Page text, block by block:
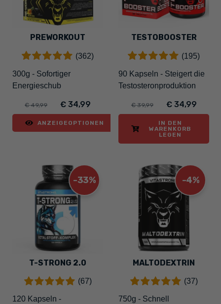
PREWORKOUT
(362)
300g - Sofortiger
Energieschub
€ 49,99 € 34,99
ANZEIGEOPTIONEN
TESTOBOOSTER
(195)
90 Kapseln - Steigert die
Testosteronproduktion
€ 39,99 € 34,99
IN DEN
WARENKORB
LEGEN
-33%
T-STRONG 2.0
(67)
120 Kapseln -
-4%
MALTODEXTRIN
(37)
750g - Schnell